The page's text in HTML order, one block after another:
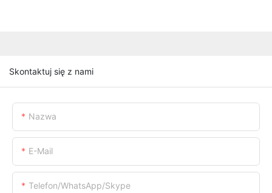
Skontaktuj się z nami
Nazwa
E-Mail
Telefon/WhatsApp/Skype